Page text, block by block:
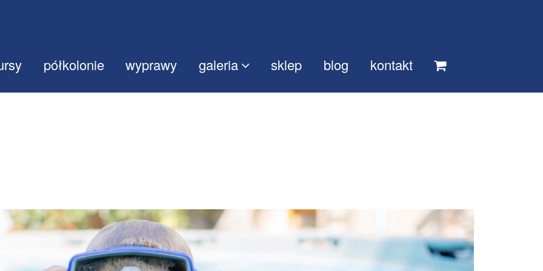
półkolonie wyprawy galeria sklep blog kontakt